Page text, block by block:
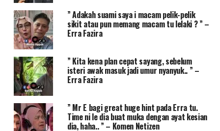
” Adakah suami saya i macam pelik-pelik
sikit atau pun memang macam tu lelaki ? ” –
Erra Fazira
” Kita kena plan cepat sayang, sebelum
isteri awak masuk jadi umur nyanyuk.. ” –
Erra Fazira
” Mr E bagi great huge hint pada Erra tu.
Time ni le dia buat muka dengan ayat kesian
dia, haha.. ” – Komen Netizen